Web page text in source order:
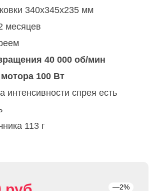
340x345x235 мм
месяцев
40 000 об/мин
100 Вт
интенсивности спрея есть
113 г
—2%